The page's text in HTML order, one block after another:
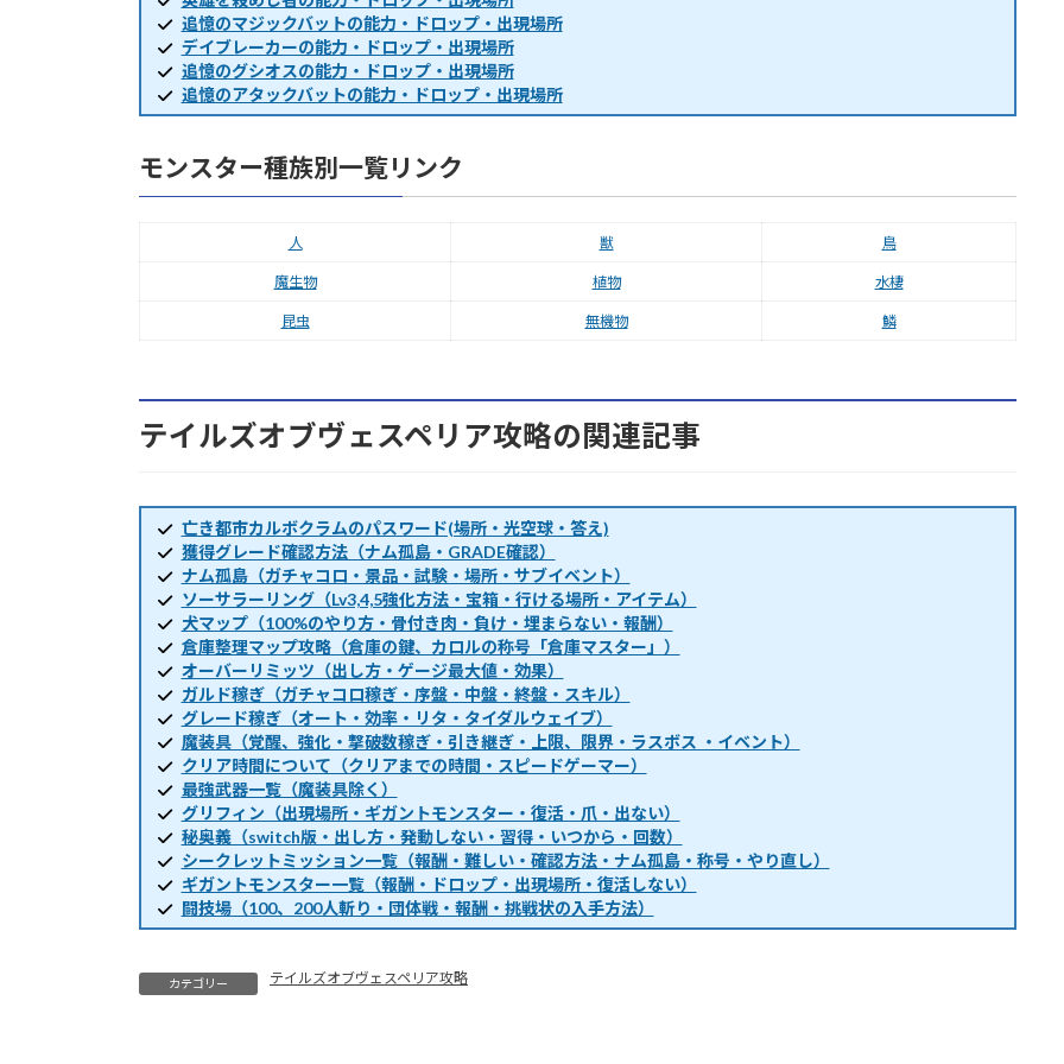
追憶のマジックバットの能力・ドロップ・出現場所
デイブレーカーの能力・ドロップ・出現場所
追憶のグシオスの能力・ドロップ・出現場所
追憶のアタックバットの能力・ドロップ・出現場所
モンスター種族別一覧リンク
人 獣 鳥
魔生物 植物 水棲
昆虫 無機物 鱗
テイルズオブヴェスペリア攻略の関連記事
亡き都市カルボクラムのパスワード(場所・光空球・答え)
獲得グレード確認方法（ナム孤島・GRADE確認）
ナム孤島（ガチャコロ・景品・試験・場所・サブイベント）
ソーサラーリング（Lv3,4,5強化方法・宝箱・行ける場所・アイテム）
犬マップ（100%のやり方・骨付き肉・負け・埋まらない・報酬）
倉庫整理マップ攻略（倉庫の鍵、カロルの称号「倉庫マスター」）
オーバーリミッツ（出し方・ゲージ最大値・効果）
ガルド稼ぎ（ガチャコロ稼ぎ・序盤・中盤・終盤・スキル）
グレード稼ぎ（オート・効率・リタ・タイダルウェイブ）
魔装具（覚醒、強化・撃破数稼ぎ・引き継ぎ・上限、限界・ラスボス ・イベント）
クリア時間について（クリアまでの時間・スピードゲーマー）
最強武器一覧（魔装具除く）
グリフィン（出現場所・ギガントモンスター・復活・爪・出ない）
秘奥義（switch版・出し方・発動しない・習得・いつから・回数）
シークレットミッション一覧（報酬・難しい・確認方法・ナム孤島・称号・やり直し）
ギガントモンスター一覧（報酬・ドロップ・出現場所・復活しない）
闘技場（100、200人斬り・団体戦・報酬・挑戦状の入手方法）
カテゴリー テイルズオブヴェスペリア攻略